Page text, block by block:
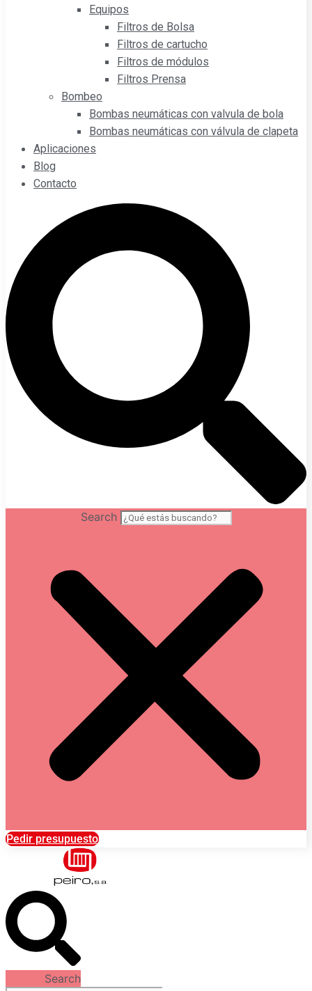
Equipos
Filtros de Bolsa
Filtros de cartucho
Filtros de módulos
Filtros Prensa
Bombeo
Bombas neumáticas con valvula de bola
Bombas neumáticas con válvula de clapeta
Aplicaciones
Blog
Contacto
Search
Pedir presupuesto
Search